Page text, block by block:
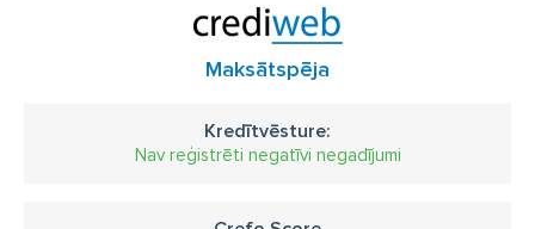
Maksātspēja
Kredītvēsture:
Nav reģistrēti negatīvi negadījumi